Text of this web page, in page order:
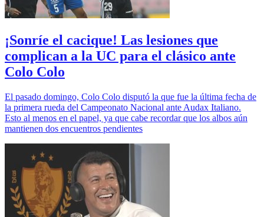
¡Sonríe el cacique! Las lesiones que
complican a la UC para el clásico ante
Colo Colo
El pasado domingo, Colo Colo disputó la que fue la última fecha de
la primera rueda del Campeonato Nacional ante Audax Italiano.
Esto al menos en el papel, ya que cabe recordar que los albos aún
mantienen dos encuentros pendientes